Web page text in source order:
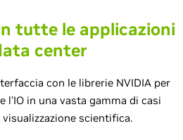
tutte le applicazioni
center
con le librerie NVIDIA per
l'IO in una vasta gamma di casi
scientifica.